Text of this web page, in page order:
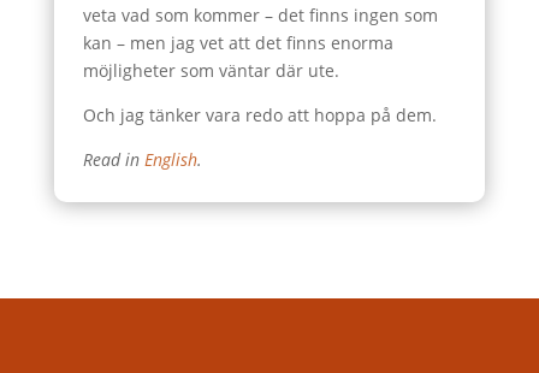
veta vad som kommer – det finns ingen som
kan – men jag vet att det finns enorma
möjligheter som väntar där ute.
Och jag tänker vara redo att hoppa på dem.
Read in English.